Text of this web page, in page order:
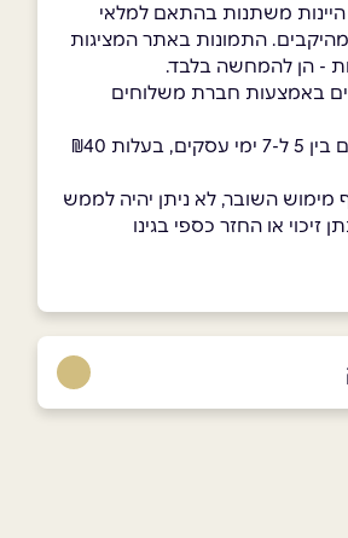
משתנות בהתאם למלאי
התמונות באתר המציגות
- הן להמחשה בלבד.
באמצעות חברת משלוחים
*זמני האספקה הם בין 5 ל-7 ימי עסקים, בעלות ₪40
מימוש השובר, לא ניתן יהיה לממש
זיכוי או החזר כספי בגינו